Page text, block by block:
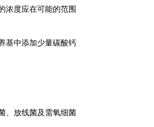
浓度应在可能的范围
基中添加少量碳酸钙
、放线菌及需氧细菌